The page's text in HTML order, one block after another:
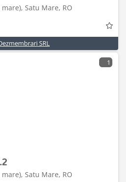
Satu Mare, RO
SRL
1
Satu Mare, RO